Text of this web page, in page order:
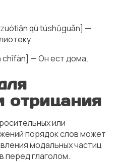
qù túshūguǎn] —
chīfàn] — Он ест дома.
отрицания
или
порядок слов может
модальных частиц
перед глаголом.